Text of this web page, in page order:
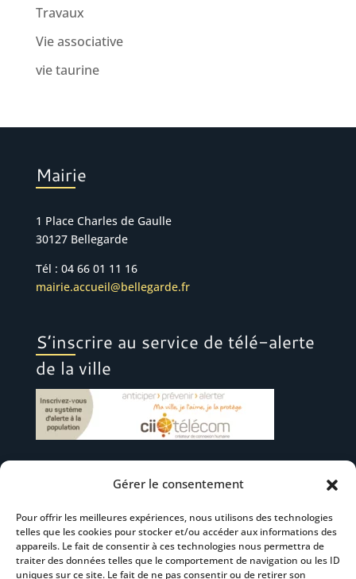
Gérer le consentement
Pour offrir les meilleures expériences, nous utilisons des technologies
telles que les cookies pour stocker et/ou accéder aux informations des
appareils. Le fait de consentir à ces technologies nous permettra de
traiter des données telles que le comportement de navigation ou les ID
uniques sur ce site. Le fait de ne pas consentir ou de retirer son
Travaux
Vie associative
vie taurine
Mairie
1 Place Charles de Gaulle
30127 Bellegarde
Tél : 04 66 01 11 16
mairie.accueil@bellegarde.fr
S’inscrire au service de télé-alerte
de la ville
Suivez-nous